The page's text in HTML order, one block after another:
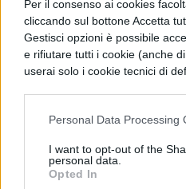
Per il consenso ai cookies
cliccando sul bottone Accetta
Gestisci opzioni è possibile
e rifiutare tutti i cookie (anche
userai solo i cookie tecnici di
Personal Data Processing
I want to opt-out of the
personal data.
Opted In
Le istituzioni
rivedere i metodi
nuove tecnologie
valore
Questo scenario
formativi un
immediata e